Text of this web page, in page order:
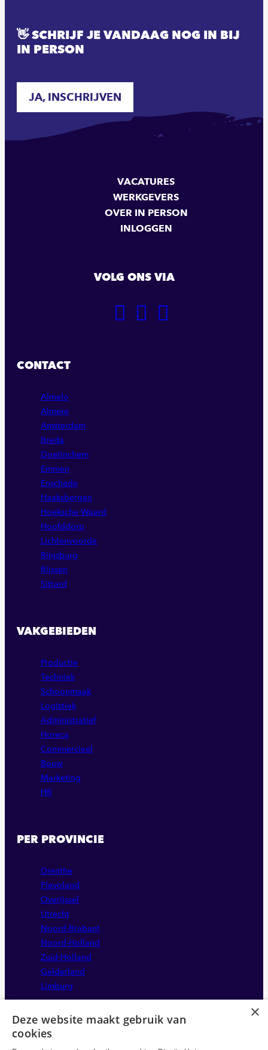
👋 SCHRIJF JE VANDAAG NOG IN BIJ
IN PERSON
JA, INSCHRIJVEN
VACATURES
WERKGEVERS
OVER IN PERSON
INLOGGEN
VOLG ONS VIA
GA
GA
CONTACT
Almelo
Almere
Amsterdam
Breda
Doetinchem
Emmen
Enschede
Haaksbergen
Hoeksche Waard
Hoofddorp
Lichtenvoorde
Rijnsburg
Rijssen
Sittard
VAKGEBIEDEN
Productie
Techniek
Schoonmaak
Logistiek
Administratief
Horeca
Commercieel
Bouw
Marketing
HR
PER PROVINCIE
Drenthe
Flevoland
Overijssel
Utrecht
Noord-Brabant
Noord-Holland
Zuid-Holland
Gelderland
Limburg
×
Deze website maakt gebruik van
cookies